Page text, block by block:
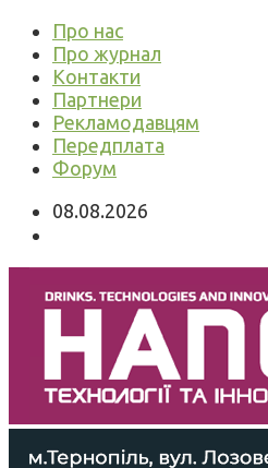
Про нас
Про журнал
Контакти
Партнери
Рекламодавцям
Передплата
Форум
08.08.2026